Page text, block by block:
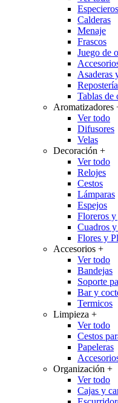
Calderas
Menaje
Frascos
Juego de
Asaderas
Repostería
Tablas de
Aromatizadores
Ver todo
Difusores
Velas
Decoración +
Ver todo
Relojes
Cestos
Lámparas
Espejos
Floreros y
Cuadros
Flores y
Accesorios +
Ver todo
Bandejas
Soporte
Bar y
Termicos
Limpieza +
Ver todo
Cestos
Papeleras
Organización +
Ver todo
Cajas y